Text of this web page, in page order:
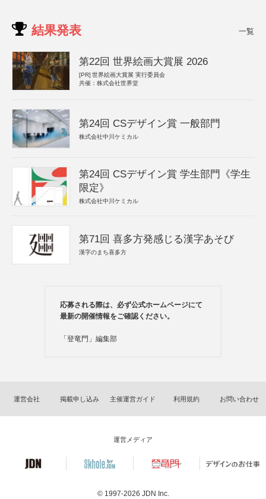
結果発表 一覧
第22回 世界絵画大賞展 2026
[PR] 世界絵画大賞展 実行委員会
共催：株式会社世界堂
第24回 CSデザイン賞 一般部門
株式会社中川ケミカル
第24回 CSデザイン賞 学生部門《学生
限定》
株式会社中川ケミカル
第71回 喜多方発感じる漢字あそび
漢字のまち喜多方
応募される際は、必ず公式ホームページにて
最新の開催情報をご確認ください。
「登竜門」編集部
運営会社 掲載申し込み 主催運営ガイド 利用規約 お問い合わせ
運営メディア
© 1997-2026 JDN Inc.